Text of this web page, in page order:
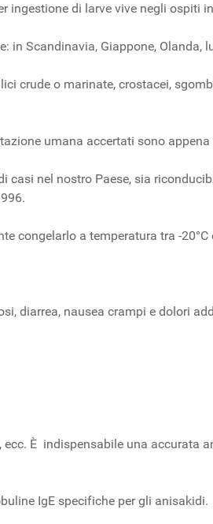
ingestione di larve vive negli ospiti
Scandinavia, Giappone, Olanda,
crude o marinate, crostacei,
umana accertati sono appena
nel nostro Paese, sia
congelarlo a temperatura tra -20°C
diarrea, nausea crampi e dolori
È indispensabile una accurata
IgE specifiche per gli anisakidi.